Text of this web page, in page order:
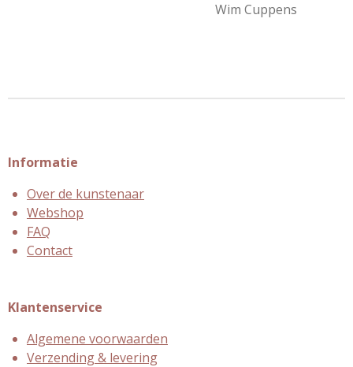
Wim Cuppens
Informatie
Over de kunstenaar
Webshop
FAQ
Contact
Klantenservice
Algemene voorwaarden
Verzending & levering